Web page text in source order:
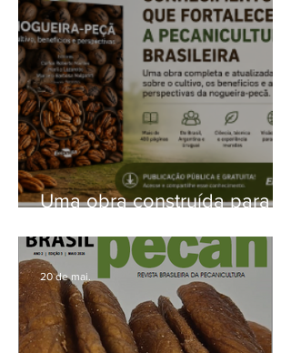
Uma obra construída para o
pecanicultura.
20 de mai.